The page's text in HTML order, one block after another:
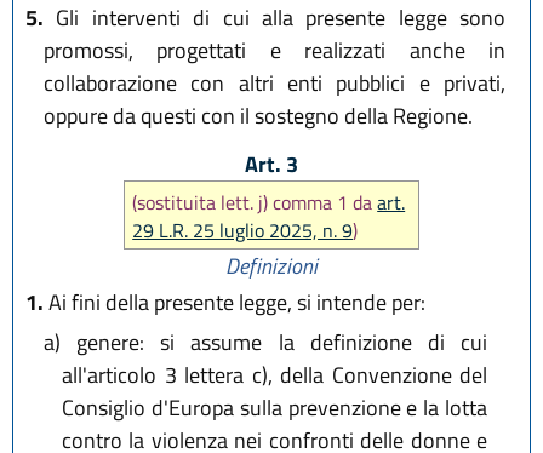
5. Gli interventi di cui alla presente legge sono
promossi, progettati e realizzati anche in
collaborazione con altri enti pubblici e privati,
oppure da questi con il sostegno della Regione.
Art. 3
(sostituita lett. j) comma 1 daart.
29 L.R. 25 luglio 2025, n. 9)
Definizioni
1.Ai fini della presente legge, si intende per:
a) genere: si assume la definizione di cui
all'articolo 3 lettera c), della Convenzione del
Consiglio d'Europa sulla prevenzione e la lotta
contro la violenza nei confronti delle donne e